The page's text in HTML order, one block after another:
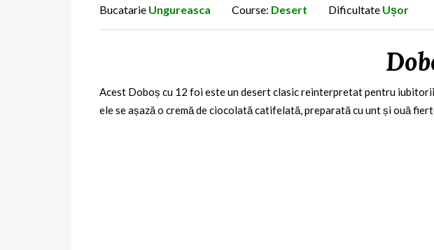
Bucatarie Ungureasca Course: Desert Dificultate Ușor
Acest Doboș cu 12 foi este un desert clasic reinterpretat pentru
ele se așază o cremă de ciocolată catifelată, preparată cu unt și ouă